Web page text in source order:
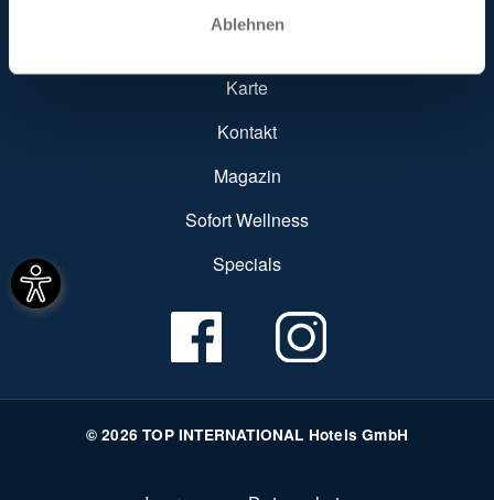
Ablehnen
Karte
Kontakt
Magazin
Sofort Wellness
Specials
© 2026 TOP INTERNATIONAL Hotels GmbH